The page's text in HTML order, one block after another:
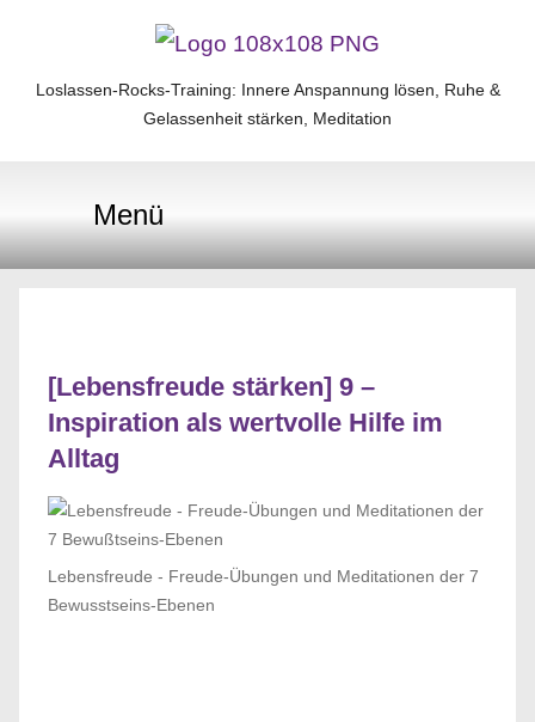
springen
Loslassen-
Training
Loslassen-Rocks-Training: Innere Anspannung lösen, Ruhe &
Gelassenheit stärken, Meditation
Menü
[Lebensfreude stärken] 9 –
Inspiration als wertvolle Hilfe im
Alltag
Lebensfreude - Freude-Übungen und Meditationen der 7
Bewusstseins-Ebenen